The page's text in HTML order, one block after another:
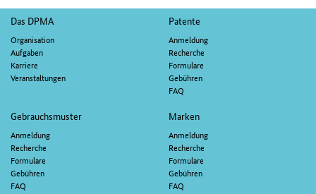
Fußnavigation
Das DPMA
Organisation
Aufgaben
Karriere
Veranstaltungen
Patente
Anmeldung
Recherche
Formulare
Gebühren
FAQ
Gebrauchsmuster
Anmeldung
Recherche
Formulare
Gebühren
FAQ
Marken
Anmeldung
Recherche
Formulare
Gebühren
FAQ